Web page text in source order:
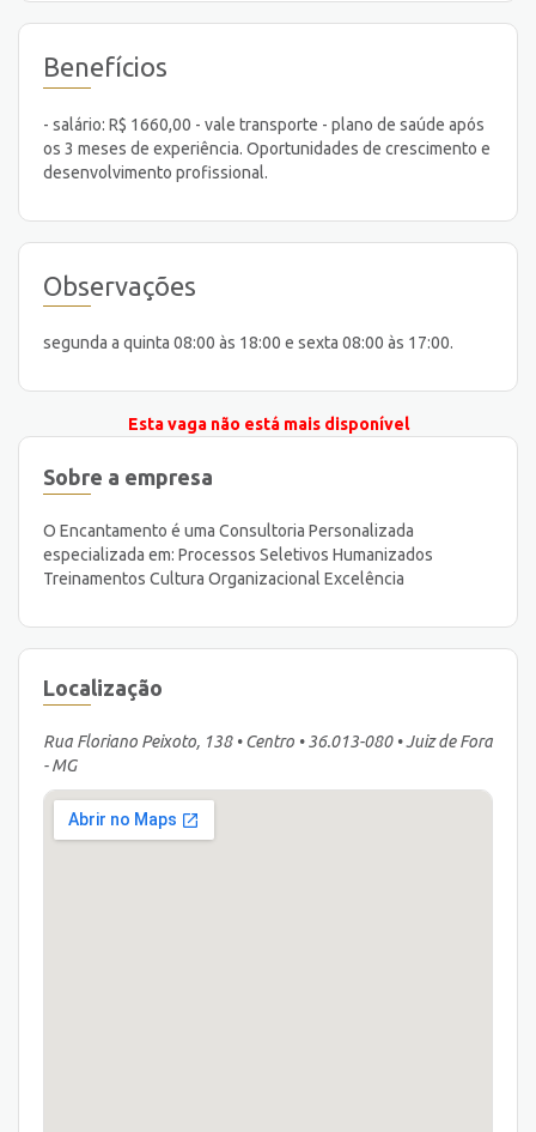
Benefícios
- salário: R$ 1660,00 - vale transporte - plano de saúde após
os 3 meses de experiência. Oportunidades de crescimento e
desenvolvimento profissional.
Observações
segunda a quinta 08:00 às 18:00 e sexta 08:00 às 17:00.
Esta vaga não está mais disponível
Sobre a empresa
O Encantamento é uma Consultoria Personalizada
especializada em: Processos Seletivos Humanizados
Treinamentos Cultura Organizacional Excelência
Localização
Rua Floriano Peixoto, 138 • Centro • 36.013-080 • Juiz de Fora
- MG